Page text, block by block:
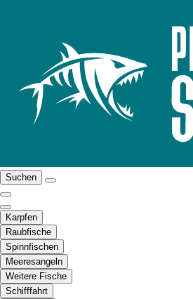
Suchen
Karpfen
Raubfische
Spinnfischen
Meeresangeln
Weitere Fische
Schifffahrt